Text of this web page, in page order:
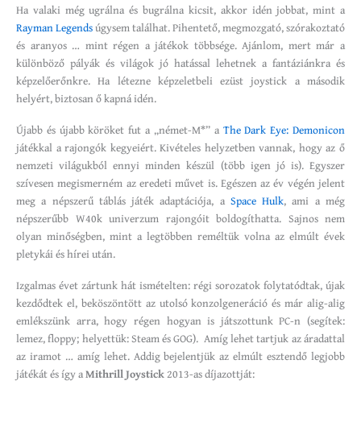
Ha valaki még ugrálna és bugrálna kicsit, akkor idén jobbat, mint a
Rayman Legendsúgysem találhat. Pihentető, megmozgató, szórakoztató
és aranyos … mint régen a játékok többsége. Ajánlom, mert már a
különböző pályák és világok jó hatással lehetnek a fantáziánkra és
képzelőerőnkre. Ha létezne képzeletbeli ezüst joystick a második
helyért, biztosan ő kapná idén.
Újabb és újabb köröket fut a „német-M*” a The Dark Eye: Demonicon
játékkal a rajongók kegyeiért. Kivételes helyzetben vannak, hogy az ő
nemzeti világukból ennyi minden készül (több igen jó is). Egyszer
szívesen megismerném az eredeti művet is. Egészen az év végén jelent
meg a népszerű táblás játék adaptációja, a Space Hulk, ami a még
népszerűbb W40k univerzum rajongóit boldogíthatta. Sajnos nem
olyan minőségben, mint a legtöbben reméltük volna az elmúlt évek
pletykái és hírei után.
Izgalmas évet zártunk hát ismételten: régi sorozatok folytatódtak, újak
kezdődtek el, beköszöntött az utolsó konzolgeneráció és már alig-alig
emlékszünk arra, hogy régen hogyan is játszottunk PC-n (segítek:
lemez, floppy; helyettük: Steam és GOG). Amíg lehet tartjuk az áradattal
az iramot … amíg lehet. Addig bejelentjük az elmúlt esztendő legjobb
játékát és így aMithrill Joystick2013-as díjazottját: